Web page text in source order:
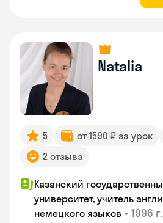
Natalia
5 от 1590 ₽ за урок
2 отзыва
Казанский
университет, учитель
немецкого языков • 1996 г.